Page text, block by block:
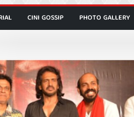
CINI GOSSIP PHOTO GALLERY